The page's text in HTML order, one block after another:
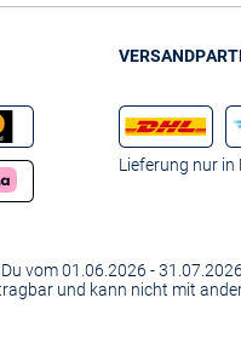
Lieferung nur in
vom 01.06.2026 -
und kann nicht mit